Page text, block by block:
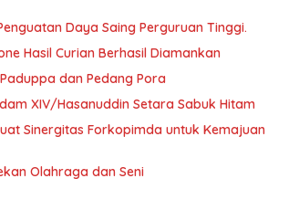
Daya Saing Perguruan Tinggi.
Hasil Curian Berhasil Diamankan
dan Pedang Pora
XIV/Hasanuddin Setara Sabuk Hitam
Sinergitas Forkopimda untuk Kemajuan
Olahraga dan Seni